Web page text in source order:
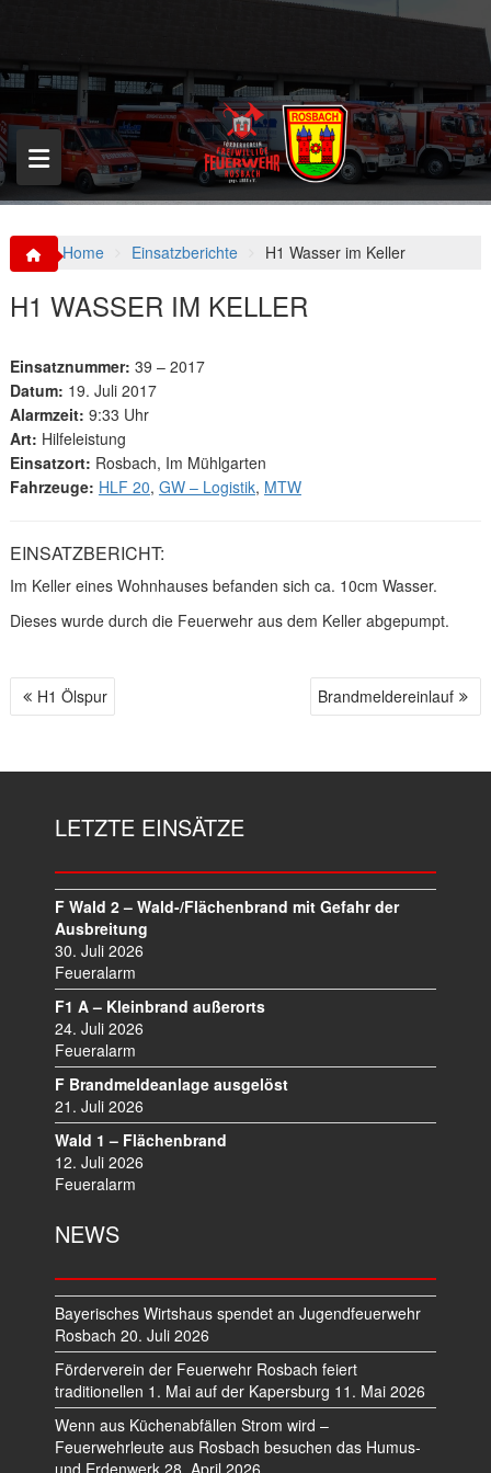
p
o
c
o
n
t
Home Einsatzberichte H1 Wasser im Keller
H1 WASSER IM KELLER
Einsatznummer: 39 – 2017
Datum: 19. Juli 2017
Alarmzeit: 9:33 Uhr
Art: Hilfeleistung
Einsatzort: Rosbach, Im Mühlgarten
Fahrzeuge: HLF 20, GW – Logistik, MTW
EINSATZBERICHT:
Im Keller eines Wohnhauses befanden sich ca. 10cm Wasser.
Dieses wurde durch die Feuerwehr aus dem Keller abgepumpt.
B H1 Ölspur Brandmeldereinlauf
LETZTE EINSÄTZE
F Wald 2 – Wald-/Flächenbrand mit Gefahr der
Ausbreitung
30. Juli 2026
Feueralarm
F1 A – Kleinbrand außerorts
24. Juli 2026
Feueralarm
F Brandmeldeanlage ausgelöst
21. Juli 2026
Wald 1 – Flächenbrand
12. Juli 2026
Feueralarm
NEWS
Bayerisches Wirtshaus spendet an Jugendfeuerwehr
Rosbach 20. Juli 2026
Förderverein der Feuerwehr Rosbach feiert
traditionellen 1. Mai auf der Kapersburg 11. Mai 2026
Wenn aus Küchenabfällen Strom wird –
Feuerwehrleute aus Rosbach besuchen das Humus-
und Erdenwerk 28. April 2026